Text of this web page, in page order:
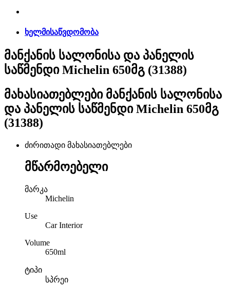
ხელმისაწვდომობა
მანქანის სალონისა და პანელის
საწმენდი Michelin 650მგ (31388)
მახასიათებლები მანქანის სალონისა
და პანელის საწმენდი Michelin 650მგ
(31388)
ძირითადი მახასიათებლები
მწარმოებელი
მარკა
Michelin
Use
Car Interior
Volume
650ml
ტიპი
სპრეი